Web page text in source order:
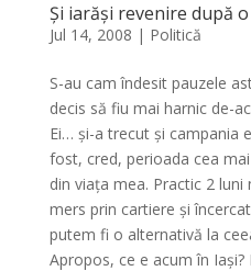
Și iarăși revenire după
Jul 14, 2008 | Politică
S-au cam îndesit pauzele
decis să fiu mai harnic de-
Ei… și-a trecut și campania
fost, cred, perioada cea
din viața mea. Practic 2
mers prin cartiere și
putem fi o alternativă la
Apropos, ce e acum în